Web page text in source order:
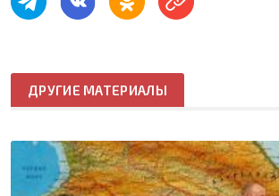
ДРУГИЕ МАТЕРИАЛЫ